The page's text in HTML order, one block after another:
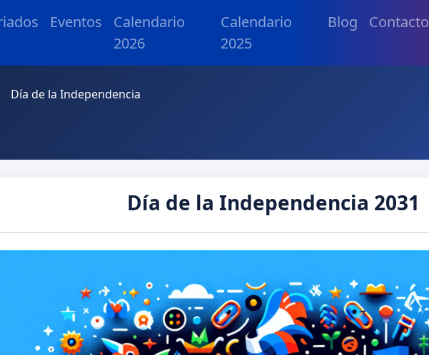
Eventos
Calendario
2026
Calendario
2025
Blog Contacto
Día de la Independencia
Día de la Independencia 2031